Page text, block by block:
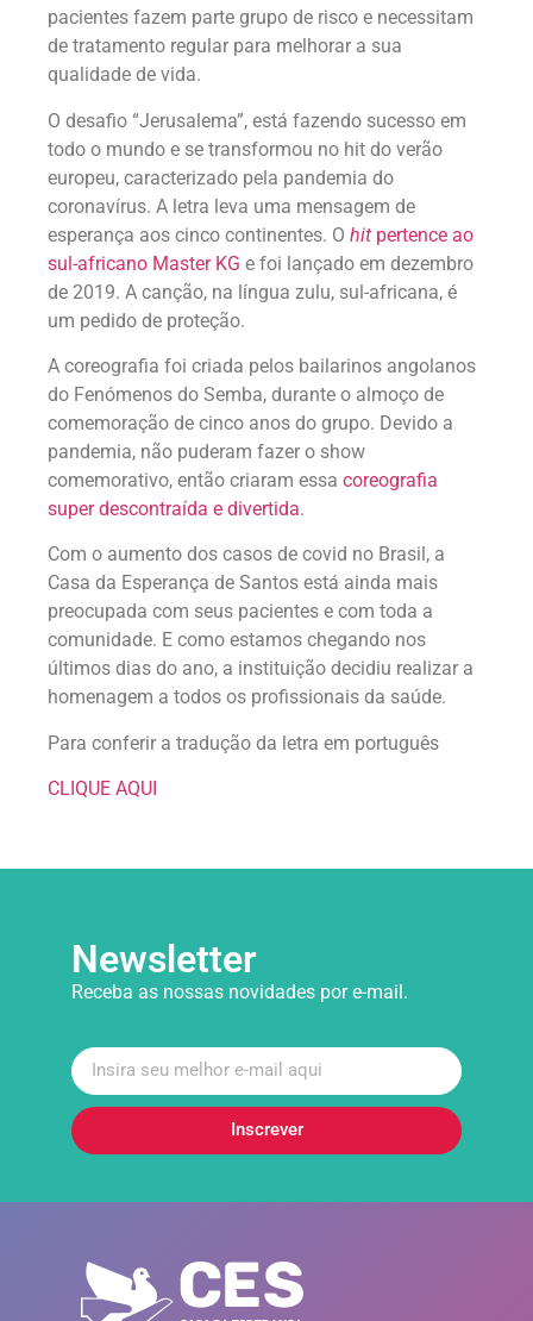
pacientes fazem parte grupo de risco e necessitam
de tratamento regular para melhorar a sua
qualidade de vida.
O desafio “Jerusalema”, está fazendo sucesso em
todo o mundo e se transformou no hit do verão
europeu, caracterizado pela pandemia do
coronavírus. A letra leva uma mensagem de
esperança aos cinco continentes. O hit pertence ao
sul-africano Master KG e foi lançado em dezembro
de 2019. A canção, na língua zulu, sul-africana, é
um pedido de proteção.
A coreografia foi criada pelos bailarinos angolanos
do Fenómenos do Semba, durante o almoço de
comemoração de cinco anos do grupo. Devido a
pandemia, não puderam fazer o show
comemorativo, então criaram essa coreografia
super descontraída e divertida.
Com o aumento dos casos de covid no Brasil, a
Casa da Esperança de Santos está ainda mais
preocupada com seus pacientes e com toda a
comunidade. E como estamos chegando nos
últimos dias do ano, a instituição decidiu realizar a
homenagem a todos os profissionais da saúde.
Para conferir a tradução da letra em português
CLIQUE AQUI
Newsletter
Receba as nossas novidades por e-mail.
Inscrever